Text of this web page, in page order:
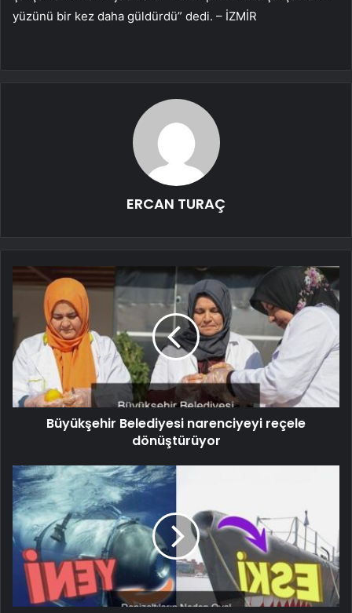
yüzünü bir kez daha güldürdü” dedi. – İZMİR
ERCAN TURAÇ
Büyükşehir Belediyesi narenciyeyi reçele
dönüştürüyor